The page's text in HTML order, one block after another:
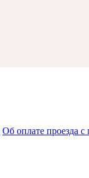
Об оплате проезда